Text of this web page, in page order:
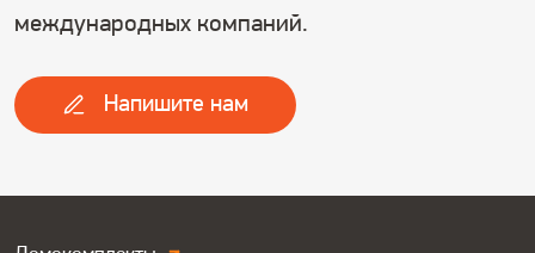
международных компаний.
Напишите нам